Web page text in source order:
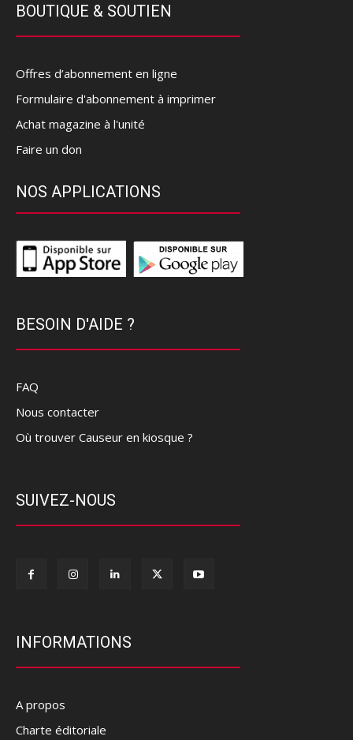
BOUTIQUE & SOUTIEN
Offres d’abonnement en ligne
Formulaire d'abonnement à imprimer
Achat magazine à l'unité
Faire un don
NOS APPLICATIONS
BESOIN D'AIDE ?
FAQ
Nous contacter
Où trouver Causeur en kiosque ?
SUIVEZ-NOUS
INFORMATIONS
A propos
Charte éditoriale